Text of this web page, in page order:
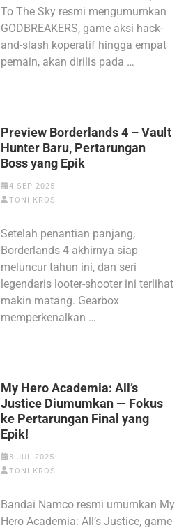
To The Sky resmi mengumumkan
GODBREAKERS, game aksi hack-
and-slash koperatif hingga empat
pemain, akan dirilis pada …
Preview Borderlands 4 – Vault
Hunter Baru, Pertarungan
Boss yang Epik
4 SEP 2025
TONI KROS
Setelah penantian panjang,
Borderlands 4 akhirnya siap
meluncur tahun ini, dan seri
legendaris looter-shooter ini terlihat
makin matang. Gearbox
memperkenalkan …
My Hero Academia: All’s
Justice Diumumkan — Fokus
ke Pertarungan Final yang
Epik!
3 JUL 2025
TONI KROS
Bandai Namco resmi umumkan My
Hero Academia: All’s Justice, game